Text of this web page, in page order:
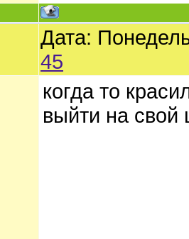
Дата:
45
когда то
выйти на свой